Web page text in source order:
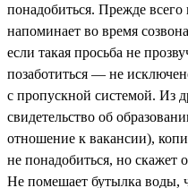
понадобиться. Прежде
напоминает во время
если такая просьба не
позаботиться — не
с пропускной системой. Из
свидетельство об
отношение к вакансии),
не понадобиться, но скажет
Не помешает бутылка воды,